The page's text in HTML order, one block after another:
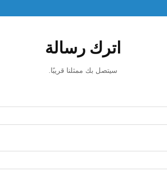
اترك رسالة
سيتصل بك ممثلنا قريبًا.